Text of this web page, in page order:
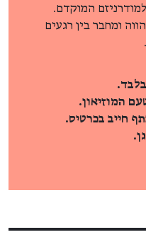
המוקדם.
ומחבר בין רגעים
המוזיאון.
חייב בכרטיס.